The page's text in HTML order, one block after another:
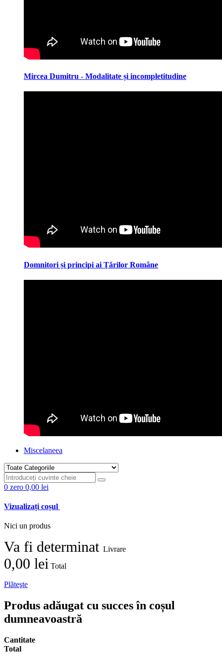
Mircea Dumitru - Modalitate și incompletitudine
Domnitori și principi ai Țărilor Române
Miscelaneea
0 zero 0,00 lei
Vizualizați coșul
Nici un produs
Va fi determinat Livrare
0,00 lei Total
Plăteşte
Produs adăugat cu succes în coșul
dumneavoastră
Cantitate
Total